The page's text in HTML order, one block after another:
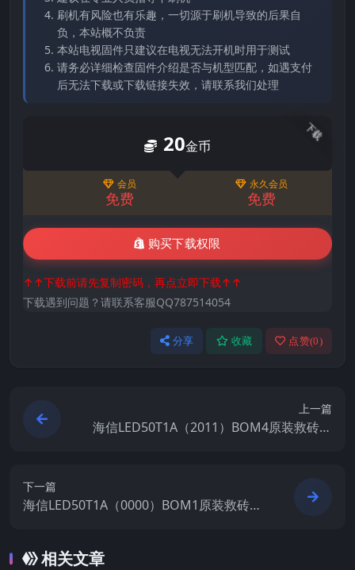
刷机有风险也有乐趣，一切源于刷机导致的后果自
负，本站概不负责
本站电视固件只建议在电视无法开机时用于测试
请务必详细检查固件介绍是否与机型匹配，如遇支付
后无法下载或下载链接失效，请联系我们处理
下载
20金币
会员
免费
永久会员
免费
购买下载权限
↑↑下载前请先复制密码，再点立即下载↑↑
下载遇到问题？请联系客服QQ787514054
分享 收藏 点赞(0)
上一篇
海信LED50T1A（2011）BOM4原装救砖刷
下一篇
海信LED50T1A（0000）BOM1原装救砖刷
相关文章